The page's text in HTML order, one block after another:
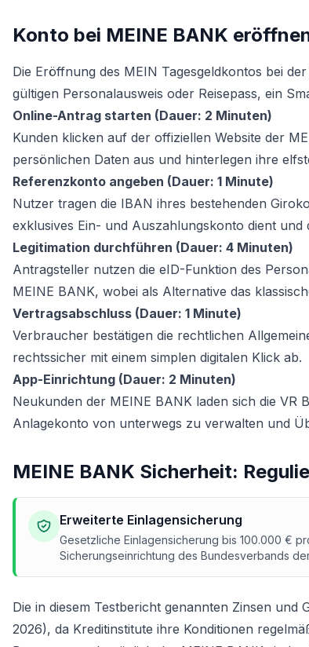
Konto bei MEINE BANK
Die Eröffnung des MEIN Tagesgeldkontos bei
gültigen Personalausweis oder Reisepass, ein
Online-Antrag starten (Dauer: 2 Minuten)
Kunden klicken auf der offiziellen Website der
persönlichen Daten aus und hinterlegen ihre
Referenzkonto angeben (Dauer: 1 Minute)
Nutzer tragen die IBAN ihres bestehenden
exklusives Ein- und Auszahlungskonto dient
Legitimation durchführen (Dauer: 4 Minuten)
Antragsteller nutzen die eID-Funktion des
MEINE BANK, wobei als Alternative das
Vertragsabschluss (Dauer: 1 Minute)
Verbraucher bestätigen die rechtlichen
rechtssicher mit einem simplen digitalen Klick ab.
App-Einrichtung (Dauer: 2 Minuten)
Neukunden der MEINE BANK laden sich die VR
Anlagekonto von unterwegs zu verwalten und
MEINE BANK Sicherheit:
Erweiterte Einlagensicherung
Gesetzliche Einlagensicherung bis 100.000 €
Sicherungseinrichtung des Bundesverbands
Die in diesem Testbericht genannten Zinsen
2026), da Kreditinstitute ihre Konditionen